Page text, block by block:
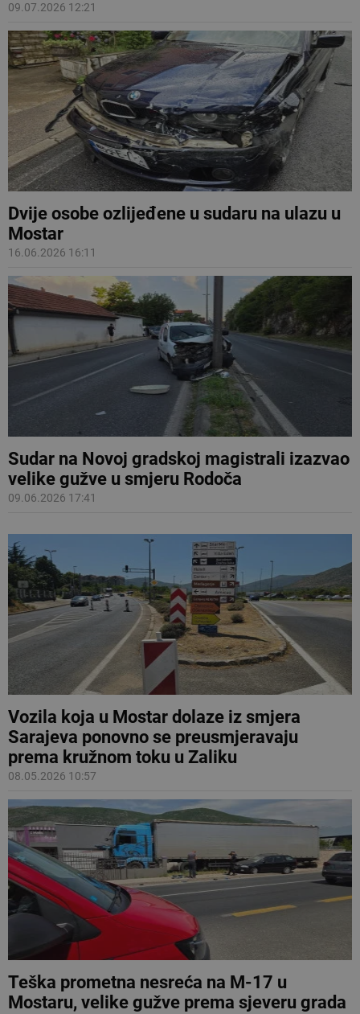
09.07.2026 12:21
Dvije osobe ozlijeđene u sudaru na ulazu u
Mostar
16.06.2026 16:11
Sudar na Novoj gradskoj magistrali izazvao
velike gužve u smjeru Rodoča
09.06.2026 17:41
Vozila koja u Mostar dolaze iz smjera
Sarajeva ponovno se preusmjeravaju
prema kružnom toku u Zaliku
08.05.2026 10:57
Teška prometna nesreća na M-17 u
Mostaru, velike gužve prema sjeveru grada